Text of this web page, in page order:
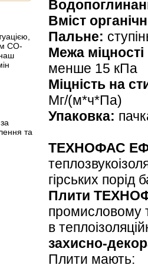
CO-
та
Вміст
Пальне:
Межа
менше 15 кПа
Міцність на
Мг/(м*ч*Па)
Упаковка:
ТЕХНОФАС
гірських порід
Плити
промисловому
в
захисно-
Плити мають: